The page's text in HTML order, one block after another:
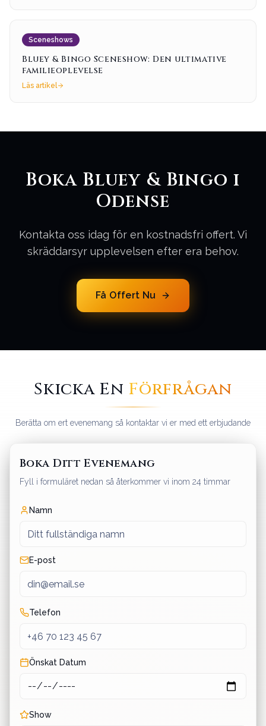
Sceneshows
Bluey & Bingo Sceneshow: Den ultimative
familieoplevelse
Läs artikel
Boka Bluey & Bingo i
Odense
Kontakta oss idag för en kostnadsfri offert. Vi
skräddarsyr upplevelsen efter era behov.
Få Offert Nu
Skicka En Förfrågan
Berätta om ert evenemang så kontaktar vi er med ett erbjudande
Boka Ditt Evenemang
Fyll i formuläret nedan så återkommer vi inom 24 timmar
Namn
E-post
Telefon
Önskat Datum
Show